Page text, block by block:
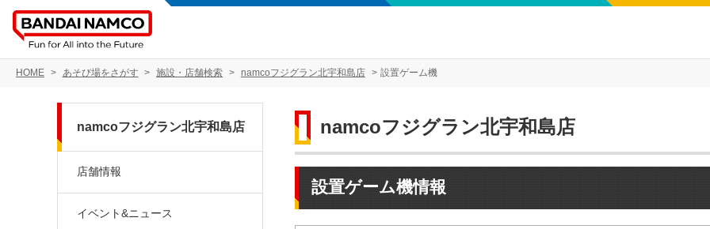
HOME あそび場をさがす 施設・店舗検索 namcoフジグラン北宇和島店 設置ゲーム機
namcoフジグラン北宇和島店
設置ゲーム機情報
namcoフジグラン北宇和島店
店舗情報
イベント&ニュース